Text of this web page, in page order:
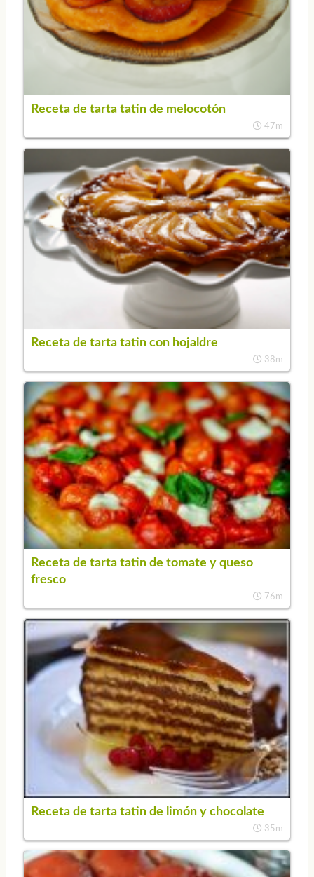
Receta de tarta tatin de melocotón
47m
Receta de tarta tatin con hojaldre
38m
Receta de tarta tatin de tomate y queso
fresco
76m
Receta de tarta tatin de limón y chocolate
35m